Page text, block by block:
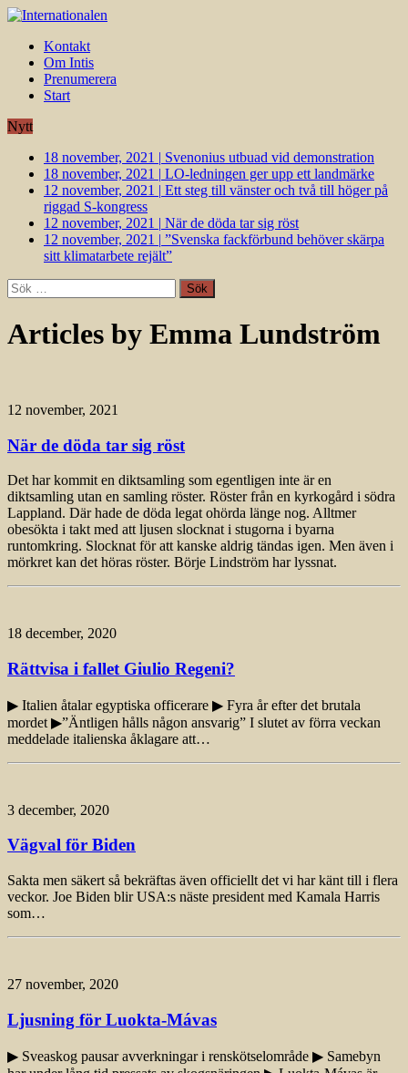
Kontakt
Om Intis
Prenumerera
Start
Nytt
18 november, 2021 | Svenonius utbuad vid demonstration
18 november, 2021 | LO-ledningen ger upp ett landmärke
12 november, 2021 | Ett steg till vänster och två till höger på
riggad S-kongress
12 november, 2021 | När de döda tar sig röst
12 november, 2021 | ”Svenska fackförbund behöver skärpa
sitt klimatarbete rejält”
Sök
efter:
Articles by Emma Lundström
12 november, 2021
När de döda tar sig röst
Det har kommit en diktsamling som egentligen inte är en
diktsamling utan en samling röster. Röster från en kyrkogård i södra
Lappland. Där hade de döda legat ohörda länge nog. Alltmer
obesökta i takt med att ljusen slocknat i stugorna i byarna
runtomkring. Slocknat för att kanske aldrig tändas igen. Men även i
mörkret kan det höras röster. Börje Lindström har lyssnat.
18 december, 2020
Rättvisa i fallet Giulio Regeni?
▶ Italien åtalar egyptiska officerare ▶ Fyra år efter det brutala
mordet ▶”Äntligen hålls någon ansvarig” I slutet av förra veckan
meddelade italienska åklagare att…
3 december, 2020
Vägval för Biden
Sakta men säkert så bekräftas även officiellt det vi har känt till i flera
veckor. Joe Biden blir USA:s näste president med Kamala Harris
som…
27 november, 2020
Ljusning för Luokta-Mávas
▶ Sveaskog pausar avverkningar i renskötselområde ▶ Samebyn